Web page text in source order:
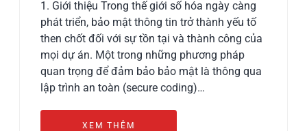
1. Giới thiệu Trong thế giới số hóa ngày càng
phát triển, bảo mật thông tin trở thành yếu tố
then chốt đối với sự tồn tại và thành công của
mọi dự án. Một trong những phương pháp
quan trọng để đảm bảo bảo mật là thông qua
lập trình an toàn (secure coding)…
XEM THÊM